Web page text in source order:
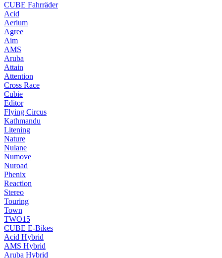
CUBE Fahrräder
Acid
Aerium
Agree
Aim
AMS
Aruba
Attain
Attention
Cross Race
Cubie
Editor
Flying Circus
Kathmandu
Litening
Nature
Nulane
Numove
Nuroad
Phenix
Reaction
Stereo
Touring
Town
TWO15
CUBE E-Bikes
Acid Hybrid
AMS Hybrid
Aruba Hybrid